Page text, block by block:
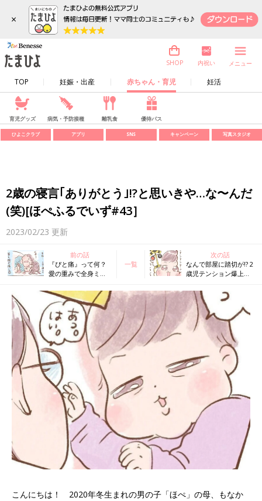
×
TOP 妊娠・出産 赤ちゃん・育児 妊活
SHOP 内祝い メニュー
育児グッズ 病気・予防接種 離乳食 優待パス
ひよこクラブ アプリ SNS キャンペーン 写真スタジオ
2歳の寝言｢ありがとう｣!?と思いきや…な〜んだ
(笑)[ほぺふるでいず#43］
2023/02/23 更新
前の話
『ぴと痛』って何？
愛の重みで全身ミシ
いず#42］
一覧
次の話
なんで部屋に踏切が!? 2
歳児テンション爆上が
#44］
こんにちは！ 2020年冬生まれの男の子「ほぺ」の母、もなか